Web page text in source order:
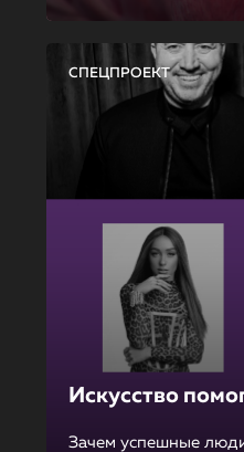
СПЕЦПРОЕКТ
Искусство
Зачем успешные